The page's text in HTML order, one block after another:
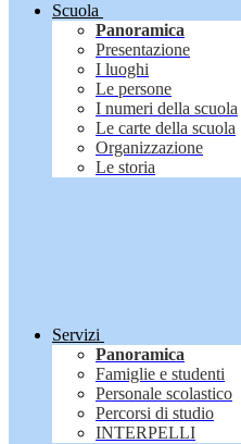
Scuola
Panoramica
Presentazione
I luoghi
Le persone
I numeri della scuola
Le carte della scuola
Organizzazione
Le storia
Servizi
Panoramica
Famiglie e studenti
Personale scolastico
Percorsi di studio
INTERPELLI